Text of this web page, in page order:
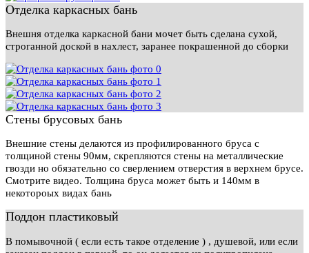
Отделка каркасных бань
Внешня отделка каркасной бани мочет быть сделана сухой,
строганной доской в нахлест, заранее покрашенной до сборки
Стены брусовых бань
Внешние стены делаются из профилированного бруса с
толщиной стены 90мм, скрепляются стены на металлические
гвозди но обязательно со сверлением отверстия в верхнем брусе.
Смотрите видео. Толщина бруса может быть и 140мм в
некотороых видах бань
Поддон пластиковый
В помывочной ( если есть такое отделение ) , душевой, или если